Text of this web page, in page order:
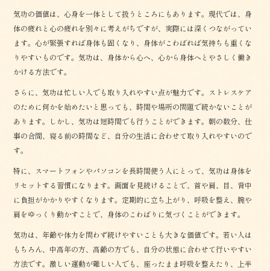
気功の価値は、心身を一体として扱うところにもあります。現代では、身
体の疲れと心の疲れを別々に考えがちですが、実際には深くつながってい
ます。心が緊張すれば身体も固くなり、身体がこわばれば気持ちも重くな
りやすいものです。気功は、身体から心へ、心から身体へとやさしく働き
かける方法です。
さらに、気功は忙しい人でも取り入れやすい点が魅力です。ストレスケア
のために何かを始めたいと思っても、時間や場所の問題で続かないことが
あります。しかし、気功は短時間でも行うことができます。朝の数分、仕
事の合間、寝る前の時間など、自分の生活に合わせて取り入れやすいので
す。
特に、スマートフォンやパソコンを長時間使う人にとって、気功は身体を
リセットする習慣になります。画面を見続けることで、首や肩、目、背中
に負担がかかりやすくなります。定期的に立ち上がり、呼吸を整え、腕や
肩をゆっくり動かすことで、身体のこわばりに気づくことができます。
気功は、年齢や体力を問わず続けやすいことも大きな価値です。若い人は
もちろん、中高年の方、高齢の方でも、自分の状態に合わせて行いやすい
方法です。激しい運動が難しい人でも、座ったまま呼吸を整えたり、上半